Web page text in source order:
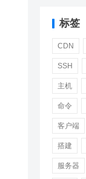
标签
CDN
SSH
主机
命令
客户端
搭建
服务器